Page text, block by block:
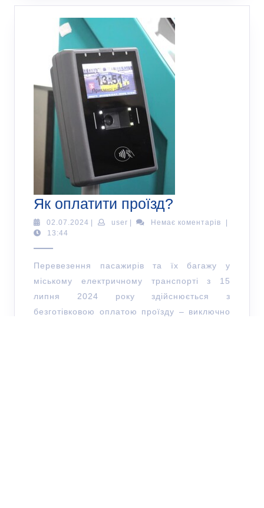
Як оплатити проїзд?
02.07.2024 | user | Немає коментарів
|
13:44
Перевезення пасажирів та їх багажу у
міському електричному транспорті з 15
липня 2024 року здійснюється з
безготівковою оплатою проїзду – виключно